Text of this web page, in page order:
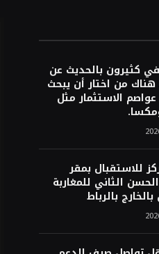
كثيرون بالحديث عن
هناك من اختار أن يبحث
الاستثمار مثل
للاستقبال بمقر
الثاني للمغاربة
بالرباط